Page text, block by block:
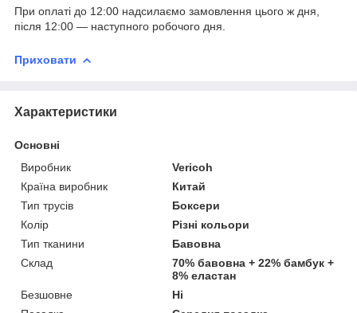
При оплаті до 12:00 надсилаємо замовлення цього ж дня,
після 12:00 ― наступного робочого дня.
Приховати
Характеристики
Основні
Виробник
Vericoh
Країна виробник
Китай
Тип трусів
Боксери
Колір
Різні кольори
Тип тканини
Бавовна
Склад
70% бавовна + 22% бамбук +
8% еластан
Безшовне
Ні